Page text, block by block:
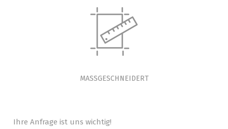
MASSGESCHNEIDERT
Ihre Anfrage ist uns wichtig!